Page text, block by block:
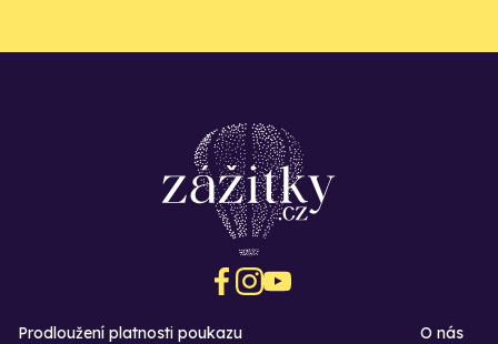
Prodloužení platnosti poukazu
O nás